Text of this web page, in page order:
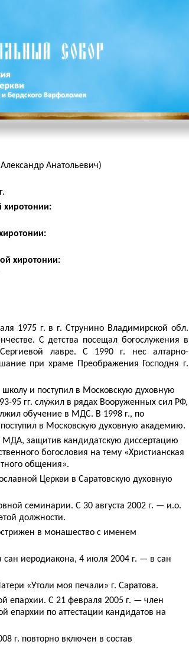
Анатольевич)
хиротонии:
хиротонии:
1975 г. в г. Струнино Владимирской обл.
С детства посещал богослужения в
Сергиевой лавре. С 1990 г. нес алтарно-
при храме Преображения Господня г.
школу и поступил в Московскую духовную
95 гг. служил в рядах Вооруженных сил РФ,
обучение в МДС. В 1998 г., по
в Московскую духовную академию.
МДА, защитив кандидатскую диссертацию
богословия на тему «Христианская
общения».
Церкви в Саратовскую духовную
семинарии. С 30 августа 2002 г. — и.о.
должности.
в монашество с именем
иеродиакона, 4 июля 2004 г. — в сан
«Утоли моя печали» г. Саратова.
епархии. С 21 февраля 2005 г. — член
епархии по аттестации кандидатов на
г. повторно включен в состав